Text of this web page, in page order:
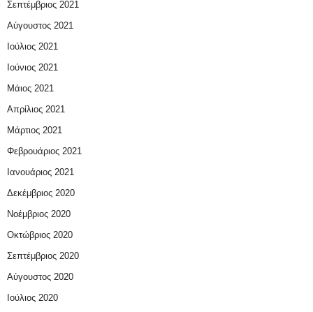
Σεπτέμβριος 2021
Αύγουστος 2021
Ιούλιος 2021
Ιούνιος 2021
Μάιος 2021
Απρίλιος 2021
Μάρτιος 2021
Φεβρουάριος 2021
Ιανουάριος 2021
Δεκέμβριος 2020
Νοέμβριος 2020
Οκτώβριος 2020
Σεπτέμβριος 2020
Αύγουστος 2020
Ιούλιος 2020